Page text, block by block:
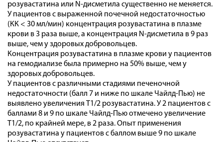
розувастатина или N-дисметила существенно не меняется.
У пациентов с выраженной почечной недостаточностью
(КК < 30 мл/мин) концентрация розувастатина в плазме
крови в 3 раза выше, а концентрация N-дисметила в 9 раз
выше, чем у здоровых добровольцев.
Концентрация розувастатина в плазме крови у пациентов
на гемодиализе была примерно на 50% выше, чем у
здоровых добровольцев.
У пациентов с различными стадиями печеночной
недостаточности (балл 7 и ниже по шкале Чайлд-Пью) не
выявлено увеличения Т1/2 розувастатина. У 2 пациентов с
баллами 8 и 9 по шкале Чайлд-Пью отмечено увеличение
Т1/2, по крайней мере, в 2 раза. Опыт применения
розувастатина у пациентов с баллом выше 9 по шкале